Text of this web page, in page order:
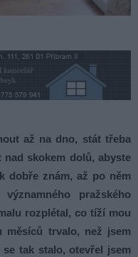
až na dno, stát třeba
skokem dolů, abyste
dobře znám, až po něm
pražského
rozplétal, co tíží mou
měsíců trvalo, než jsem
tak stalo, otevřel jsem